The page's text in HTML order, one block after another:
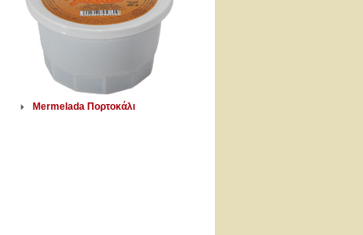
Mermelada Πορτοκάλι